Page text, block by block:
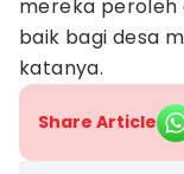
mereka
baik bagi desa
katanya.
Share Article